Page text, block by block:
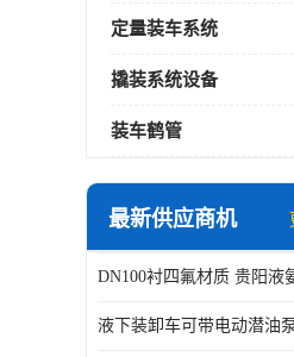
定量装车系统
撬装系统设备
装车鹤管
最新供应商机